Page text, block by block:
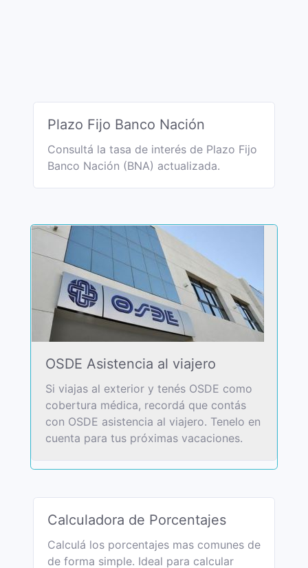
Plazo Fijo Banco Nación
Consultá la tasa de interés de Plazo Fijo
Banco Nación (BNA) actualizada.
OSDE Asistencia al viajero
Si viajas al exterior y tenés OSDE como
cobertura médica, recordá que contás
con OSDE asistencia al viajero. Tenelo en
cuenta para tus próximas vacaciones.
Calculadora de Porcentajes
Calculá los porcentajes mas comunes de
de forma simple. Ideal para calcular